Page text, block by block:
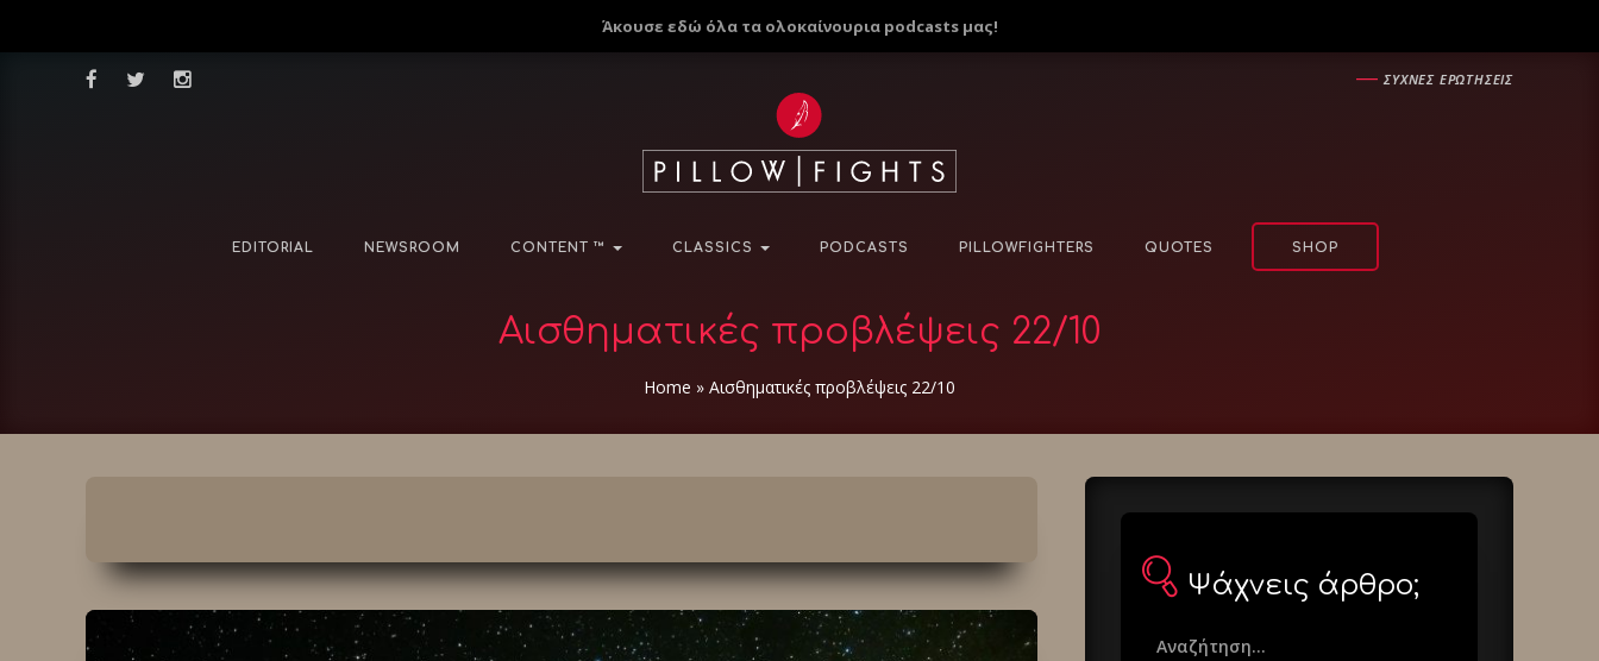
Άκουσε εδώ όλα τα ολοκαίνουρια podcasts μας!
―ΣΥΧΝΕΣ ΕΡΩΤΗΣΕΙΣ
EDITORIAL NEWSROOM CONTENT ™ CLASSICS PODCASTS PILLOWFIGHTERS QUOTES SHOP
Αισθηματικές προβλέψεις 22/10
Home » Αισθηματικές προβλέψεις 22/10
Ψάχνεις άρθρο;